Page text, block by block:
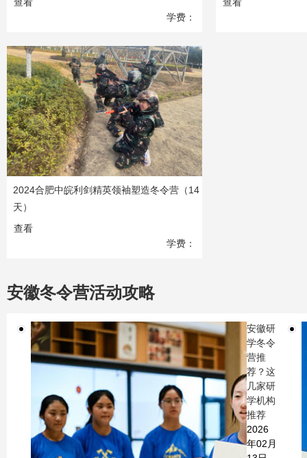
学费：
5980元
2024合肥中皖利剑精英领袖塑造冬令营（14
天）
学费：
查看
安徽冬令营活动攻略
安徽研
学冬令
营推
荐？这
几家研
学机构
推荐
2026
年02月